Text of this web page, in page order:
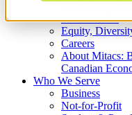
What We Do
Equity,
Careers
About Mitacs:
Canadian
Who We Serve
Business
Not-for-Profit